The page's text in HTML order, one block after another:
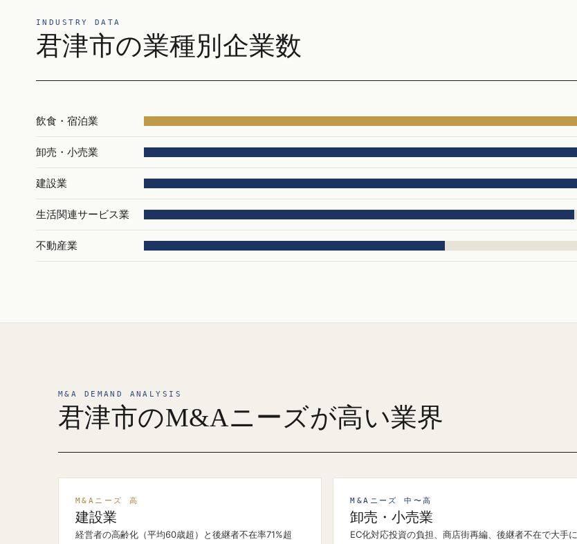
INDUSTRY DATA
君津市の業種別企業数
飲食・宿泊業
卸売・小売業
建設業
生活関連サービス業
不動産業
M&A DEMAND ANALYSIS
君津市のM&Aニーズが高い業界
M&Aニーズ 高
建設業
経営者の高齢化（平均60歳超）と後継者不在率71%超
M&Aニーズ 中〜高
卸売・小売業
EC化対応投資の負担、商店街再編、後継者不在で大手に